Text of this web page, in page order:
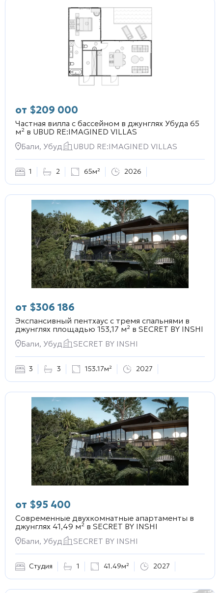
от $209 000
Частная вилла с бассейном в джунглях Убуда 65
м² в UBUD RE:IMAGINED VILLAS
Бали, Убуд
UBUD RE:IMAGINED VILLAS
1 2 65м² 2026
от $306 186
Экспансивный пентхаус с тремя спальнями в
джунглях площадью 153,17 м² в SECRET BY INSHI
Бали, Убуд
SECRET BY INSHI
3 3 153.17м² 2027
от $95 400
Современные двухкомнатные апартаменты в
джунглях 41,49 м² в SECRET BY INSHI
Бали, Убуд
SECRET BY INSHI
Студия 1 41.49м² 2027